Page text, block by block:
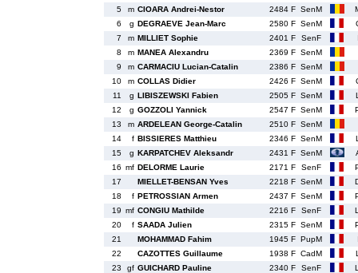
5
m CIOARA Andrei-Nestor 2484 F SenM
6
g DEGRAEVE Jean-Marc 2580 F SenM
7
m MILLIET Sophie 2401 F SenF
8
m MANEA Alexandru 2369 F SenM
9
m CARMACIU Lucian-Catalin 2386 F SenM
10
m COLLAS Didier 2426 F SenM
11
g LIBISZEWSKI Fabien 2505 F SenM
12
g GOZZOLI Yannick 2547 F SenM
13
m ARDELEAN George-Catalin 2510 F SenM
14
f BISSIERES Matthieu 2346 F SenM
15
g KARPATCHEV Aleksandr 2431 F SenM
16 mf DELORME Laurie 2171 F SenF
17
MIELLET-BENSAN Yves 2218 F SenM
18
f PETROSSIAN Armen 2437 F SenM
19 mf CONGIU Mathilde 2216 F SenF
20
f SAADA Julien 2315 F SenM
21
MOHAMMAD Fahim 1945 F PupM
22
CAZOTTES Guillaume 1938 F CadM
23
gf GUICHARD Pauline 2340 F SenF